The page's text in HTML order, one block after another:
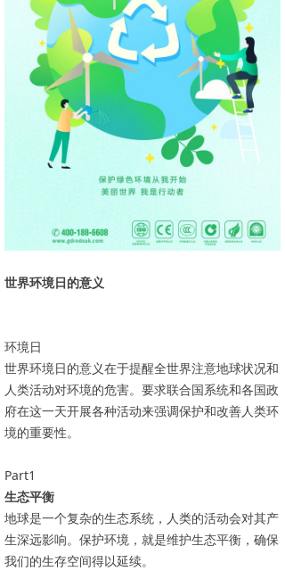
世界环境日的意义
环境日
世界环境日的意义在于提醒全世界注意地球状况和
人类活动对环境的危害。要求联合国系统和各国政
府在这一天开展各种活动来强调保护和改善人类环
境的重要性。
Part1
生态平衡
地球是一个复杂的生态系统，人类的活动会对其产
生深远影响。保护环境，就是维护生态平衡，确保
我们的生存空间得以延续。